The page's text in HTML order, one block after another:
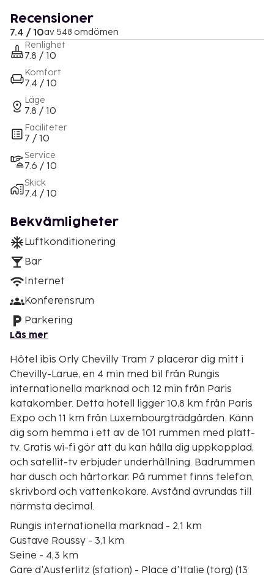
Recensioner
7.4 / 10av 548 omdömen
Renlighet
7.8 / 10
Komfort
7.4 / 10
Läge
7.8 / 10
Faciliteter
7 / 10
Service
7.6 / 10
Skick
7.4 / 10
Bekvämligheter
Luftkonditionering
Bar
Internet
Konferensrum
Parkering
Läs mer
Hôtel ibis Orly Chevilly Tram 7 placerar dig mitt i
Chevilly-Larue, en 4 min med bil från Rungis
internationella marknad och 12 min från Paris
katakomber. Detta hotell ligger 10,8 km från Paris
Expo och 11 km från Luxembourgträdgården. Känn
dig som hemma i ett av de 101 rummen med platt-
tv. Gratis wi-fi gör att du kan hålla dig uppkopplad,
och satellit-tv erbjuder underhållning. Badrummen
har dusch och hårtorkar. På rummet finns telefon,
skrivbord och vattenkokare. Avstånd avrundas till
närmsta decimal.
Rungis internationella marknad - 2,1 km
Gustave Roussy - 3,1 km
Seine - 4,3 km
Gare d'Austerlitz (station) - Place d'Italie (torg) (13